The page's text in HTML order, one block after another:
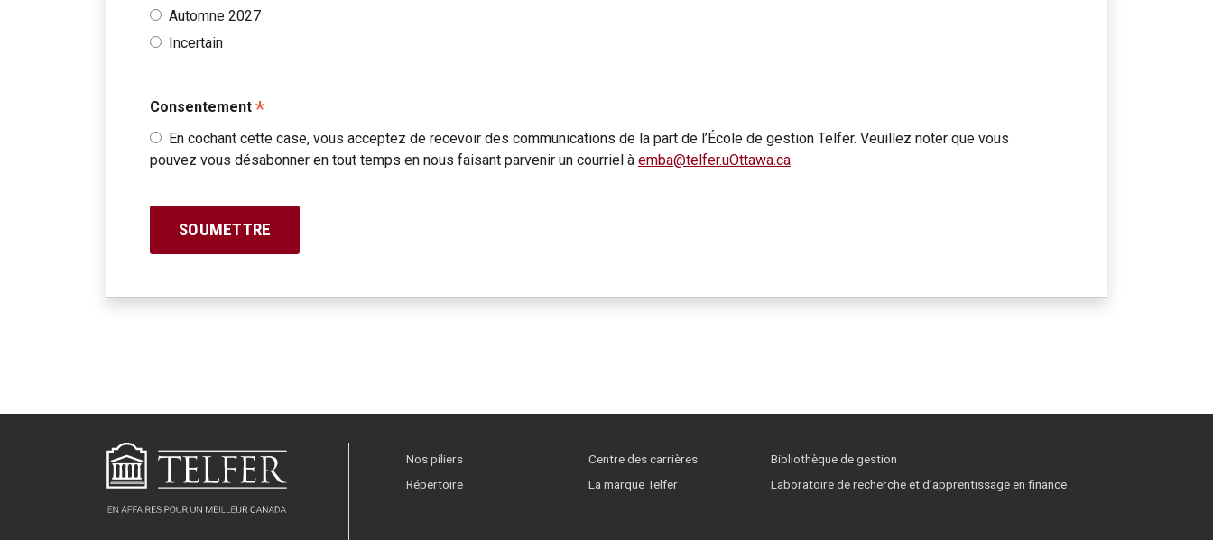
Automne 2027
Incertain
Consentement *
En cochant cette case, vous acceptez de recevoir des communications de la part de l’École de gestion Telfer. Veuillez noter que vous
pouvez vous désabonner en tout temps en nous faisant parvenir un courriel à emba@telfer.uOttawa.ca.
Nos piliers
Répertoire
Centre des carrières
La marque Telfer
Bibliothèque de gestion
Laboratoire de recherche et d’apprentissage en finance